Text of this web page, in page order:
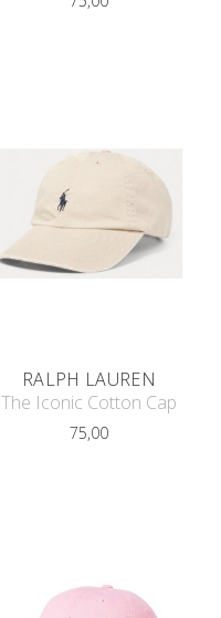
RALPH LAUREN
The Iconic Cotton Cap
75,00